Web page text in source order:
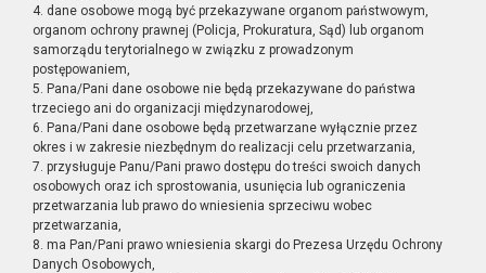
4. dane osobowe mogą być przekazywane organom państwowym,
organom ochrony prawnej (Policja, Prokuratura, Sąd) lub organom
samorządu terytorialnego w związku z prowadzonym
postępowaniem,
5. Pana/Pani dane osobowe nie będą przekazywane do państwa
trzeciego ani do organizacji międzynarodowej,
6. Pana/Pani dane osobowe będą przetwarzane wyłącznie przez
okres i w zakresie niezbędnym do realizacji celu przetwarzania,
7. przysługuje Panu/Pani prawo dostępu do treści swoich danych
osobowych oraz ich sprostowania, usunięcia lub ograniczenia
przetwarzania lub prawo do wniesienia sprzeciwu wobec
przetwarzania,
8. ma Pan/Pani prawo wniesienia skargi do Prezesa Urzędu Ochrony
Danych Osobowych,